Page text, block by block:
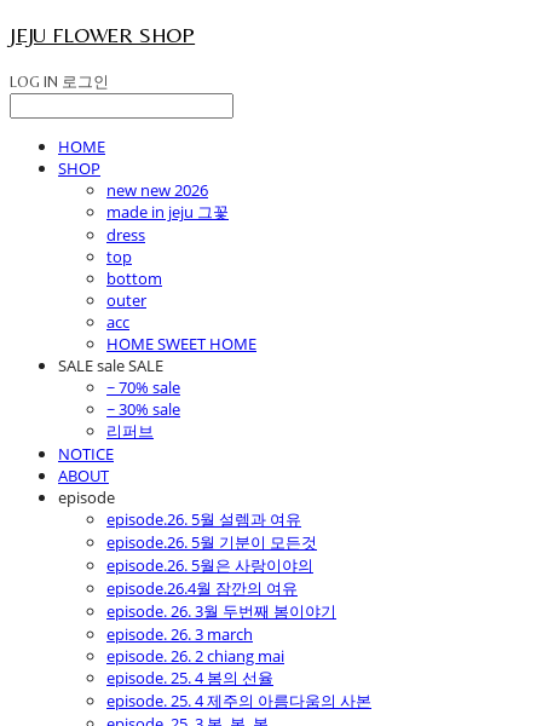
JEJU FLOWER SHOP
LOG IN 로그인
HOME
SHOP
new new 2026
made in jeju 그꽃
dress
top
bottom
outer
acc
HOME SWEET HOME
SALE sale SALE
~ 70% sale
~ 30% sale
리퍼브
NOTICE
ABOUT
episode
episode.26. 5월 설렘과 여유
episode.26. 5월 기분이 모든것
episode.26. 5월은 사랑이야의
episode.26.4월 잠깐의 여유
episode. 26. 3월 두번째 봄이야기
episode. 26. 3 march
episode. 26. 2 chiang mai
episode. 25. 4 봄의 선율
episode. 25. 4 제주의 아름다움의 사본